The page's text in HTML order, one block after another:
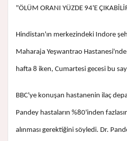
"ÖLÜM ORANI YÜZDE 94'E
Hindistan'ın merkezindeki Indore
Maharaja Yeşwantrao Hastanesi'nde
hafta 8 iken, Cumartesi gecesi bu
BBC'ye konuşan hastanenin ilaç
Pandey hastaların %80'inden
alınması gerektiğini söyledi. Dr.